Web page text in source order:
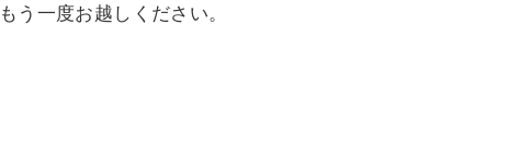
う一度お越しください。